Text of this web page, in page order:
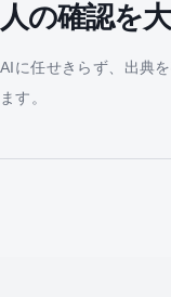
人の確認を
AIに任せきらず、出典
ます。